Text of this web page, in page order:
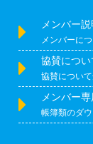
メンバー
メンバーに
協賛につ
協賛につい
メンバー
帳簿類のダ